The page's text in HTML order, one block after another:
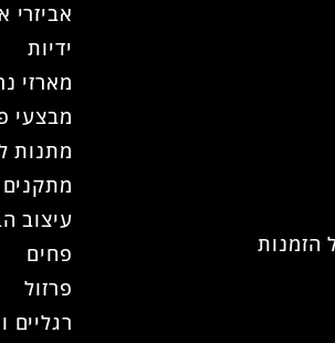
הזמנות
אביזרי
ידיות
מארזי
מבצעי
מתנות
מתקנים
עיצוב
פחים
פרזול
רגליים